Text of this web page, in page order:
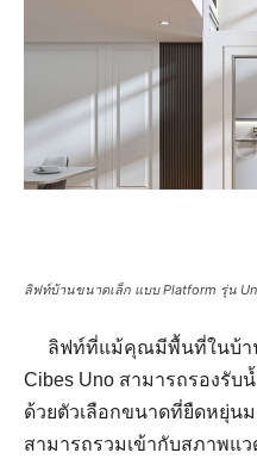
ลิฟท์บ้านขนาดเล็ก แบบ Platform รุ่น
ลิฟท์ที่แม้คุณมีพื้นที่ในบ้าน
Cibes Uno สามารถรองรับ
ด้วยตัวเลือกขนาดที่ยืดหยุ่น
สามารถรวมเข้ากับสภาพแ